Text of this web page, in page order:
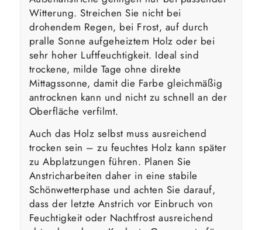
Witterung. Streichen Sie nicht bei
drohendem Regen, bei Frost, auf durch
pralle Sonne aufgeheiztem Holz oder bei
sehr hoher Luftfeuchtigkeit. Ideal sind
trockene, milde Tage ohne direkte
Mittagssonne, damit die Farbe gleichmäßig
antrocknen kann und nicht zu schnell an der
Oberfläche verfilmt.
Auch das Holz selbst muss ausreichend
trocken sein – zu feuchtes Holz kann später
zu Abplatzungen führen. Planen Sie
Anstricharbeiten daher in eine stabile
Schönwetterphase und achten Sie darauf,
dass der letzte Anstrich vor Einbruch von
Feuchtigkeit oder Nachtfrost ausreichend